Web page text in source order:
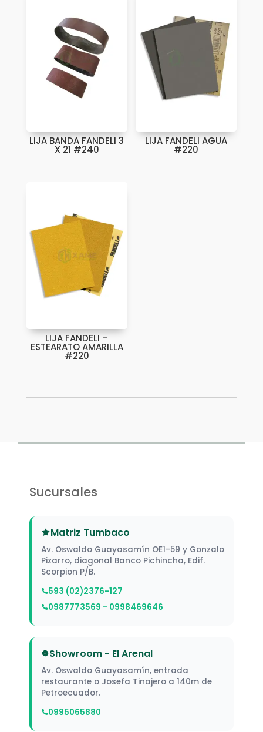
LIJA BANDA FANDELI 3
X 21 #240
LIJA FANDELI AGUA
#220
LIJA FANDELI –
ESTEARATO AMARILLA
#220
Sucursales
Matriz Tumbaco
Av. Oswaldo Guayasamín OE1-59 y Gonzalo
Pizarro, diagonal Banco Pichincha, Edif.
Scorpion P/B.
593 (02)2376-127
0987773569 - 0998469646
Showroom - El Arenal
Av. Oswaldo Guayasamín, entrada
restaurante o Josefa Tinajero a 140m de
Petroecuador.
0995065880